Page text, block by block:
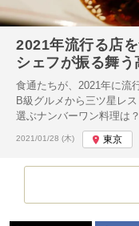
2021年流行る店
シェフが振る舞
食通たちが、2021年に流
B級グルメから三ツ星レ
選ぶナンバーワン料理は？
投稿日:
2021/01/28 (木) 東京